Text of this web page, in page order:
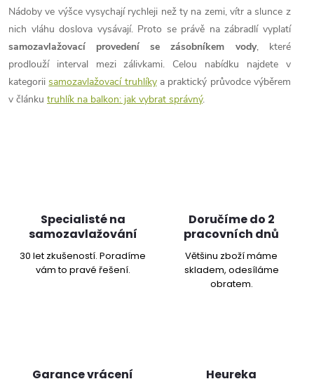
Nádoby ve výšce vysychají rychleji než ty na zemi, vítr a slunce z
nich vláhu doslova vysávají. Proto se právě na zábradlí vyplatí
samozavlažovací provedení se zásobníkem vody, které
prodlouží interval mezi zálivkami. Celou nabídku najdete v
kategoriisamozavlažovací truhlíkya praktický průvodce výběrem
v článku truhlík na balkon: jak vybrat správný.
Specialisté na
samozavlažování
30 let zkušeností. Poradíme
vám to pravé řešení.
Doručíme do 2
pracovních dnů
Většinu zboží máme
skladem, odesíláme
obratem.
Garance vrácení
Heureka